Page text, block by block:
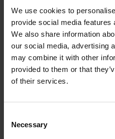
We use cookies to
provide social media features
We also share information
our social media, advertising
may combine it with other
provided to them or that
of their services.
Selection
Necessary
Rek. 2 489 kr
PRISMATCH